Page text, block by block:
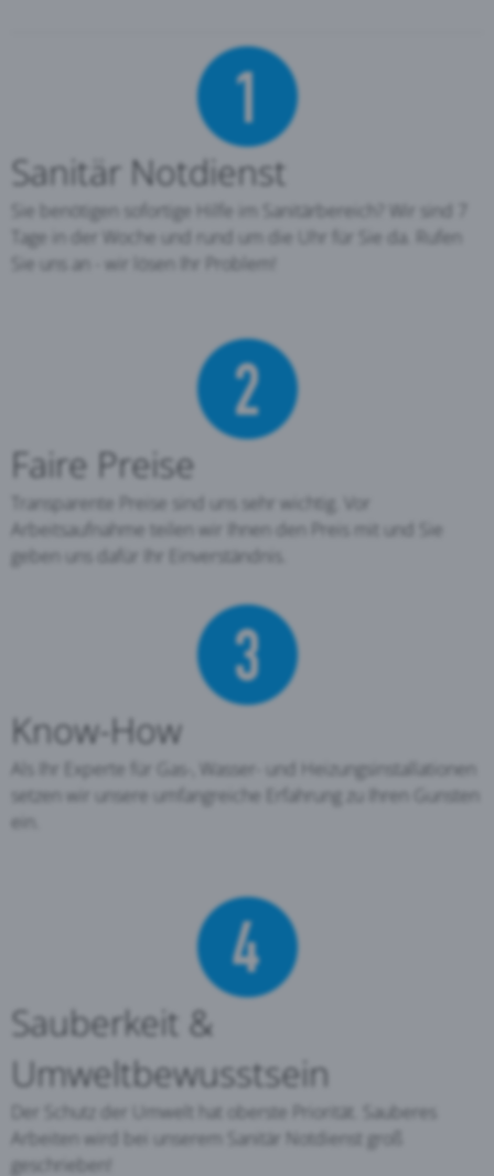
Sanitär Notdienst
Sie benötigen sofortige Hilfe im Sanitärbereich? Wir sind 7
Tage in der Woche und rund um die Uhr für Sie da. Rufen
Sie uns an - wir lösen Ihr Problem!
Faire Preise
Transparente Preise sind uns sehr wichtig. Vor
Arbeitsaufnahme teilen wir Ihnen den Preis mit und Sie
geben uns dafür Ihr Einverständnis.
Know-How
Als Ihr Experte für Gas-, Wasser- und Heizungsinstallationen
setzen wir unsere umfangreiche Erfahrung zu Ihren Gunsten
ein.
Sauberkeit &
Umweltbewusstsein
Der Schutz der Umwelt hat oberste Priorität. Sauberes
Arbeiten wird bei unserem Sanitär Notdienst groß
geschrieben!